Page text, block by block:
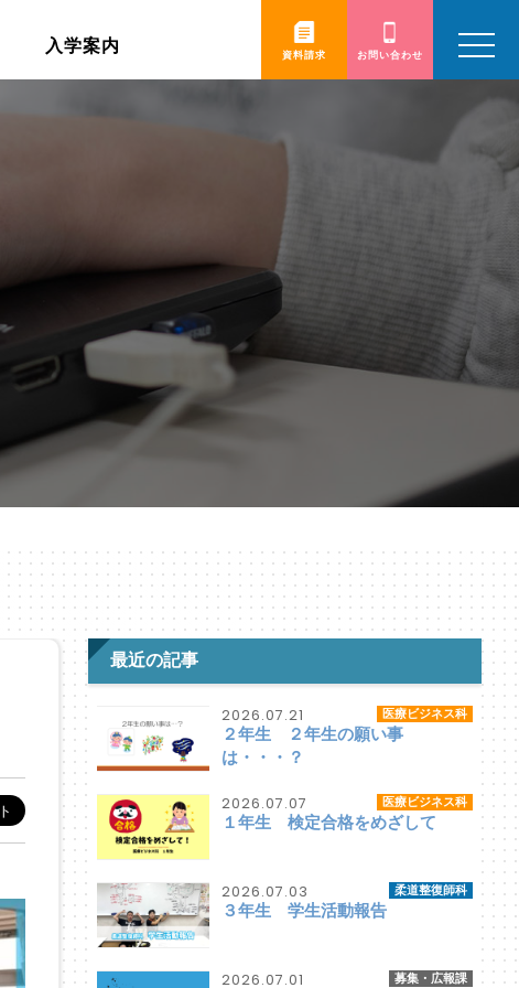
入学案内 資料請求 お問い合わせ
toggle
最近の記事
2026.07.21 医療ビジネス科
２年生 ２年生の願い事
は・・・？
2026.07.07 医療ビジネス科
１年生 検定合格をめざして
2026.07.03 柔道整復師科
３年生 学生活動報告
2026.07.01 募集・広報課